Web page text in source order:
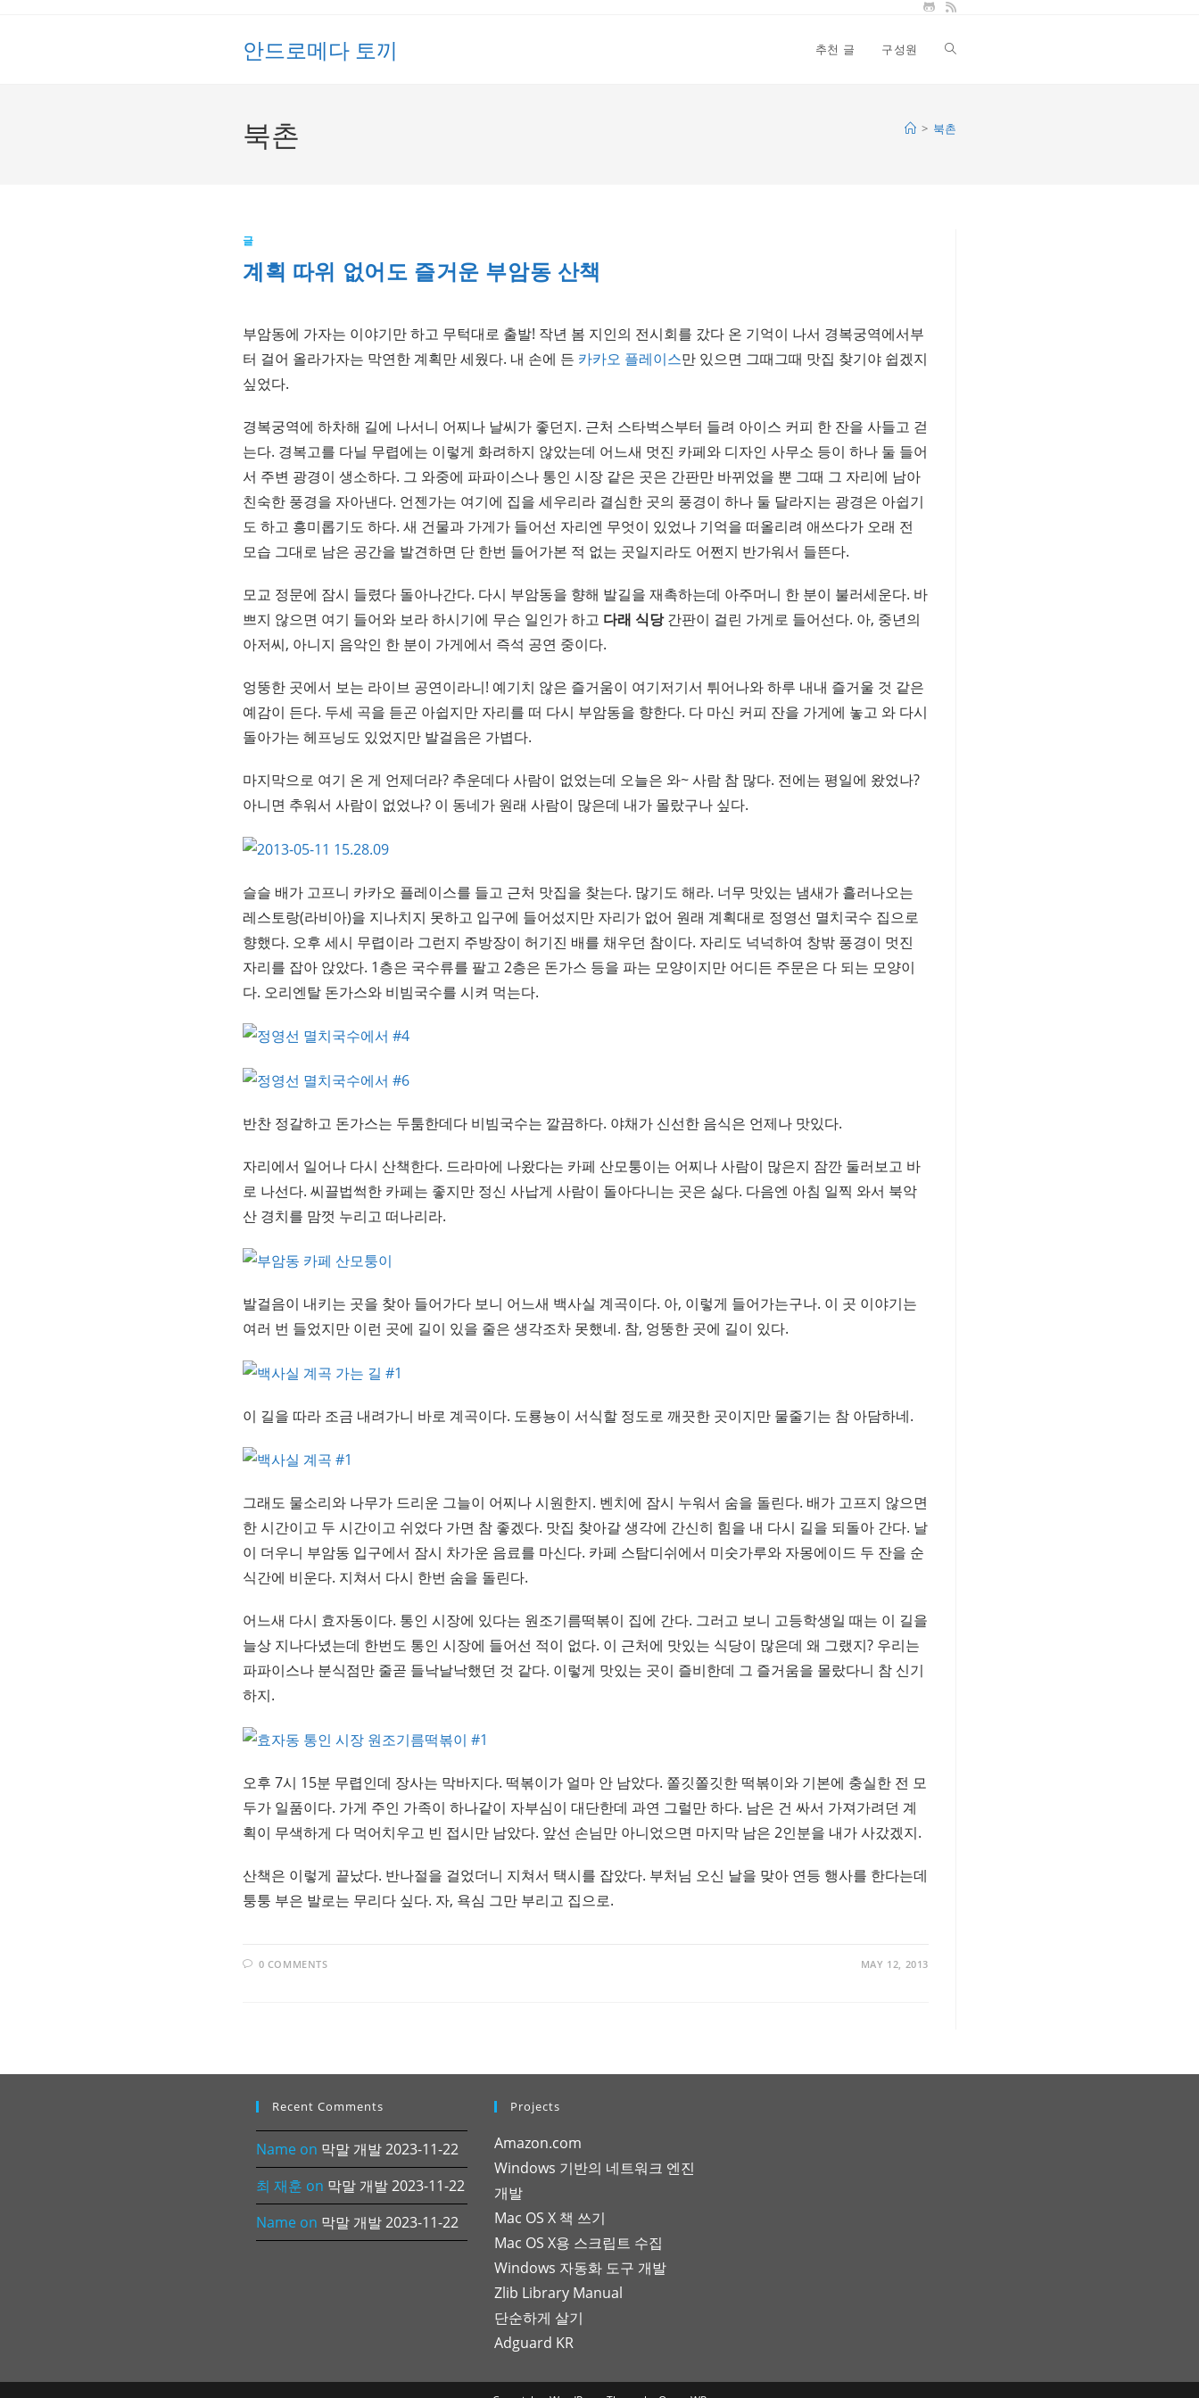
안드로메다 토끼 추천 글 구성원 Toggle
북촌 > 북촌
글
계획 따위 없어도 즐거운 부암동 산책
부암동에 가자는 이야기만 하고 무턱대로 출발! 작년 봄 지인의 전시회를 갔다 온 기억이 나서 경복궁역에서부
터 걸어 올라가자는 막연한 계획만 세웠다. 내 손에 든 카카오 플레이스만 있으면 그때그때 맛집 찾기야 쉽겠지
싶었다.
경복궁역에 하차해 길에 나서니 어찌나 날씨가 좋던지. 근처 스타벅스부터 들려 아이스 커피 한 잔을 사들고 걷
는다. 경복고를 다닐 무렵에는 이렇게 화려하지 않았는데 어느새 멋진 카페와 디자인 사무소 등이 하나 둘 들어
서 주변 광경이 생소하다. 그 와중에 파파이스나 통인 시장 같은 곳은 간판만 바뀌었을 뿐 그때 그 자리에 남아
친숙한 풍경을 자아낸다. 언젠가는 여기에 집을 세우리라 결심한 곳의 풍경이 하나 둘 달라지는 광경은 아쉽기
도 하고 흥미롭기도 하다. 새 건물과 가게가 들어선 자리엔 무엇이 있었나 기억을 떠올리려 애쓰다가 오래 전
모습 그대로 남은 공간을 발견하면 단 한번 들어가본 적 없는 곳일지라도 어쩐지 반가워서 들뜬다.
모교 정문에 잠시 들렸다 돌아나간다. 다시 부암동을 향해 발길을 재촉하는데 아주머니 한 분이 불러세운다. 바
쁘지 않으면 여기 들어와 보라 하시기에 무슨 일인가 하고 다래 식당간판이 걸린 가게로 들어선다. 아, 중년의
아저씨, 아니지 음악인 한 분이 가게에서 즉석 공연 중이다.
엉뚱한 곳에서 보는 라이브 공연이라니! 예기치 않은 즐거움이 여기저기서 튀어나와 하루 내내 즐거울 것 같은
예감이 든다. 두세 곡을 듣곤 아쉽지만 자리를 떠 다시 부암동을 향한다. 다 마신 커피 잔을 가게에 놓고 와 다시
돌아가는 헤프닝도 있었지만 발걸음은 가볍다.
마지막으로 여기 온 게 언제더라? 추운데다 사람이 없었는데 오늘은 와~ 사람 참 많다. 전에는 평일에 왔었나?
아니면 추워서 사람이 없었나? 이 동네가 원래 사람이 많은데 내가 몰랐구나 싶다.
슬슬 배가 고프니 카카오 플레이스를 들고 근처 맛집을 찾는다. 많기도 해라. 너무 맛있는 냄새가 흘러나오는
레스토랑(라비아)을 지나치지 못하고 입구에 들어섰지만 자리가 없어 원래 계획대로 정영선 멸치국수 집으로
향했다. 오후 세시 무렵이라 그런지 주방장이 허기진 배를 채우던 참이다. 자리도 넉넉하여 창밖 풍경이 멋진
자리를 잡아 앉았다. 1층은 국수류를 팔고 2층은 돈가스 등을 파는 모양이지만 어디든 주문은 다 되는 모양이
다. 오리엔탈 돈가스와 비빔국수를 시켜 먹는다.
반찬 정갈하고 돈가스는 두툼한데다 비빔국수는 깔끔하다. 야채가 신선한 음식은 언제나 맛있다.
자리에서 일어나 다시 산책한다. 드라마에 나왔다는 카페 산모퉁이는 어찌나 사람이 많은지 잠깐 둘러보고 바
로 나선다. 씨끌법썩한 카페는 좋지만 정신 사납게 사람이 돌아다니는 곳은 싫다. 다음엔 아침 일찍 와서 북악
산 경치를 맘껏 누리고 떠나리라.
발걸음이 내키는 곳을 찾아 들어가다 보니 어느새 백사실 계곡이다. 아, 이렇게 들어가는구나. 이 곳 이야기는
여러 번 들었지만 이런 곳에 길이 있을 줄은 생각조차 못했네. 참, 엉뚱한 곳에 길이 있다.
이 길을 따라 조금 내려가니 바로 계곡이다. 도룡뇽이 서식할 정도로 깨끗한 곳이지만 물줄기는 참 아담하네.
그래도 물소리와 나무가 드리운 그늘이 어찌나 시원한지. 벤치에 잠시 누워서 숨을 돌린다. 배가 고프지 않으면
한 시간이고 두 시간이고 쉬었다 가면 참 좋겠다. 맛집 찾아갈 생각에 간신히 힘을 내 다시 길을 되돌아 간다. 날
이 더우니 부암동 입구에서 잠시 차가운 음료를 마신다. 카페 스탐디쉬에서 미숫가루와 자몽에이드 두 잔을 순
식간에 비운다. 지쳐서 다시 한번 숨을 돌린다.
어느새 다시 효자동이다. 통인 시장에 있다는 원조기름떡볶이 집에 간다. 그러고 보니 고등학생일 때는 이 길을
늘상 지나다녔는데 한번도 통인 시장에 들어선 적이 없다. 이 근처에 맛있는 식당이 많은데 왜 그랬지? 우리는
파파이스나 분식점만 줄곧 들낙날낙했던 것 같다. 이렇게 맛있는 곳이 즐비한데 그 즐거움을 몰랐다니 참 신기
하지.
오후 7시 15분 무렵인데 장사는 막바지다. 떡볶이가 얼마 안 남았다. 쫄깃쫄깃한 떡볶이와 기본에 충실한 전 모
두가 일품이다. 가게 주인 가족이 하나같이 자부심이 대단한데 과연 그럴만 하다. 남은 건 싸서 가져가려던 계
획이 무색하게 다 먹어치우고 빈 접시만 남았다. 앞선 손님만 아니었으면 마지막 남은 2인분을 내가 사갔겠지.
산책은 이렇게 끝났다. 반나절을 걸었더니 지쳐서 택시를 잡았다. 부처님 오신 날을 맞아 연등 행사를 한다는데
퉁퉁 부은 발로는 무리다 싶다. 자, 욕심 그만 부리고 집으로.
0 COMMENTS MAY 12, 2013
Recent Comments
Name on 막말 개발 2023-11-22
최 재훈 on 막말 개발 2023-11-22
Name on 막말 개발 2023-11-22
Projects
Amazon.com
Windows 기반의 네트워크 엔진
개발
Mac OS X 책 쓰기
Mac OS X용 스크립트 수집
Windows 자동화 도구 개발
Zlib Library Manual
단순하게 살기
Adguard KR